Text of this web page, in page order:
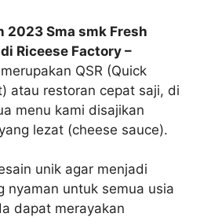
2023 Sma smk Fresh
Riceese Factory –
merupakan QSR (Quick
atau restoran cepat saji, di
menu kami disajikan
lezat (cheese sauce).
unik agar menjadi
nyaman untuk semua usia
dapat merayakan